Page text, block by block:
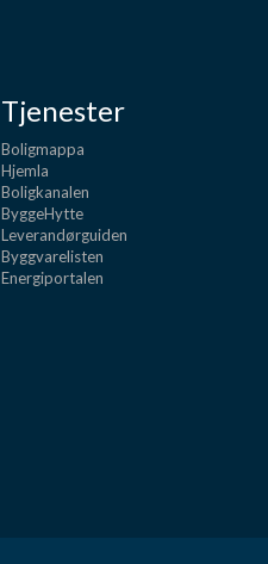
Tjenester
Boligmappa
Hjemla
Boligkanalen
ByggeHytte
Leverandørguiden
Byggvarelisten
Energiportalen